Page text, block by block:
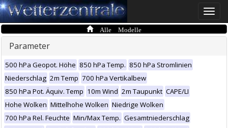
Toggle
Alle Modelle
Parameter
500 hPa Geopot. Höhe 850 hPa Temp. 850 hPa Stromlinien
Niederschlag 2m Temp 700 hPa Vertikalbew
850 hPa Pot. Äquiv. Temp 10m Wind 2m Taupunkt CAPE/LI
Hohe Wolken Mittelhohe Wolken Niedrige Wolken
700 hPa Rel. Feuchte Min/Max Temp. Gesamtniederschlag